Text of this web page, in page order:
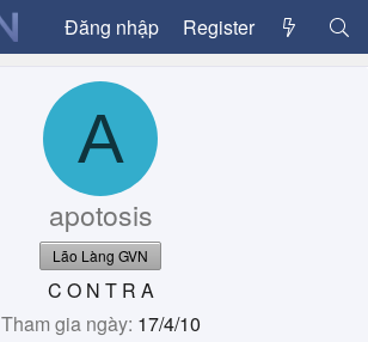
Đăng nhập Register
A
apotosis
Lão Làng GVN
C O N T R A
Tham gia ngày 17/4/10